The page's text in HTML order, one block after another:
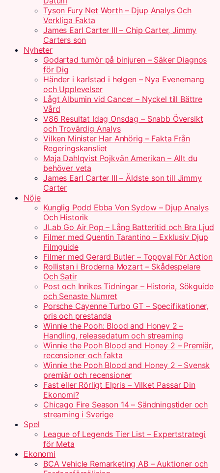
Tyson Fury Net Worth – Djup Analys Och
Verkliga Fakta
James Earl Carter III – Chip Carter, Jimmy
Carters son
Nyheter
Godartad tumör på binjuren – Säker Diagnos
för Dig
Händer i karlstad i helgen – Nya Evenemang
och Upplevelser
Lågt Albumin vid Cancer – Nyckel till Bättre
Vård
V86 Resultat Idag Onsdag – Snabb Översikt
och Trovärdig Analys
Vilken Minister Har Anhörig – Fakta Från
Regeringskansliet
Maja Dahlqvist Pojkvän Amerikan – Allt du
behöver veta
James Earl Carter III – Äldste son till Jimmy
Carter
Nöje
Kunglig Podd Ebba Von Sydow – Djup Analys
Och Historik
JLab Go Air Pop – Lång Batteritid och Bra Ljud
Filmer med Quentin Tarantino – Exklusiv Djup
Filmguide
Filmer med Gerard Butler – Toppval För Action
Rollistan i Broderna Mozart – Skådespelare
Och Satir
Post och Inrikes Tidningar – Historia, Sökguide
och Senaste Numret
Porsche Cayenne Turbo GT – Specifikationer,
pris och prestanda
Winnie the Pooh: Blood and Honey 2 –
Handling, releasedatum och streaming
Winnie the Pooh Blood and Honey 2 – Premiär,
recensioner och fakta
Winnie the Pooh Blood and Honey 2 – Svensk
premiär och recensioner
Fast eller Rörligt Elpris – Vilket Passar Din
Ekonomi?
Chicago Fire Season 14 – Sändningstider och
streaming i Sverige
Spel
League of Legends Tier List – Expertstrategi
för Meta
Ekonomi
BCA Vehicle Remarketing AB – Auktioner och